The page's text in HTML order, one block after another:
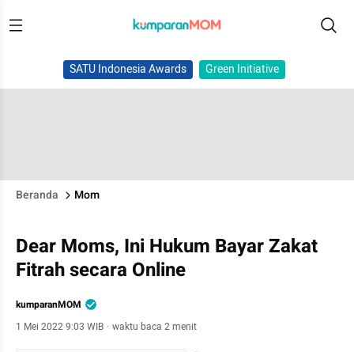
SATU Indonesia Awards Green Initiative
Beranda Mom
Dear Moms, Ini Hukum Bayar Zakat
Fitrah secara Online
kumparanMOM
1 Mei 2022 9:03 WIB · waktu baca 2 menit